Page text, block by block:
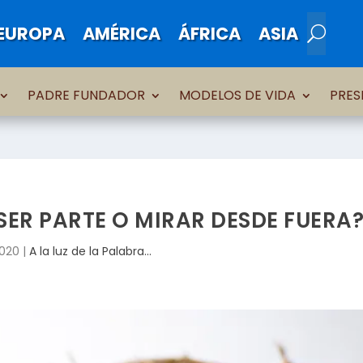
AMÉRICA ÁFRICA ASIA
PADRE FUNDADOR MODELOS DE VIDA
PARTE O MIRAR DESDE
|A la luz de la Palabra...